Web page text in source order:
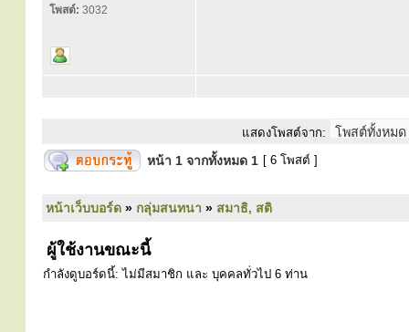
โพสต์: 3032
แสดงโพสต์จาก:
หน้า 1 จากทั้งหมด 1 [ 6 โพสต์ ]
หน้าเว็บบอร์ด » กลุ่มสนทนา » สมาธิ, สติ
ผู้ใช้งานขณะนี้
กำลังดูบอร์ดนี้: ไม่มีสมาชิก และ บุคคลทั่วไป 6 ท่าน